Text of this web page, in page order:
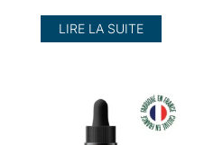
LIRE LA SUITE